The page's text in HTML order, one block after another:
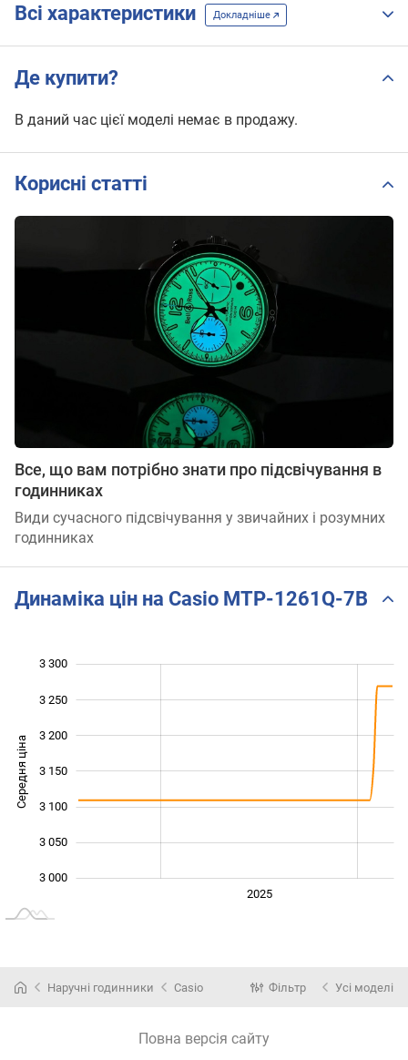
Всі характеристики Докладніше
Де купити?
В даний час цієї моделі немає в продажу.
Корисні статті
Все, що вам потрібно знати про підсвічування в
годинниках
Види сучасного підсвічування у звичайних і розумних
годинниках
Динаміка цін на Casio MTP-1261Q-7B
Середня ціна 3 000
3 000
3 050
3 100
3 150
3 200
3 250
3 300
2025
Наручні годинники Casio Фільтр Усі моделі
Повна версія сайту